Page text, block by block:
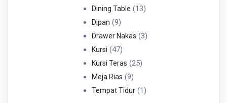
Produk
Dining Table 1313
Dipan 99
Produk
Drawer Nakas 33
Kursi 4747
Produk
Kursi Teras 2525
Meja Rias 99
Produk
Tempat Tidur 11